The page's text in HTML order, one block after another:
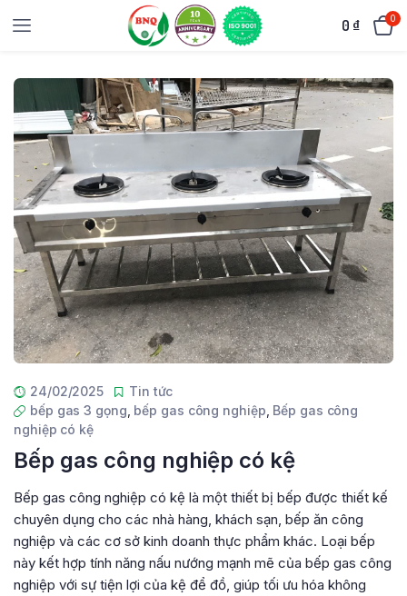
0 ₫ 0
24/02/2025
Tin tức
bếp gas 3 gọng bếp gas công nghiệp Bếp gas công
nghiệp có kệ
Bếp gas công nghiệp có kệ
Bếp gas công nghiệp có kệ là một thiết bị bếp được thiết kế
chuyên dụng cho các nhà hàng, khách sạn, bếp ăn công
nghiệp và các cơ sở kinh doanh thực phẩm khác. Loại bếp
này kết hợp tính năng nấu nướng mạnh mẽ của bếp gas công
nghiệp với sự tiện lợi của kệ để đồ, giúp tối ưu hóa không